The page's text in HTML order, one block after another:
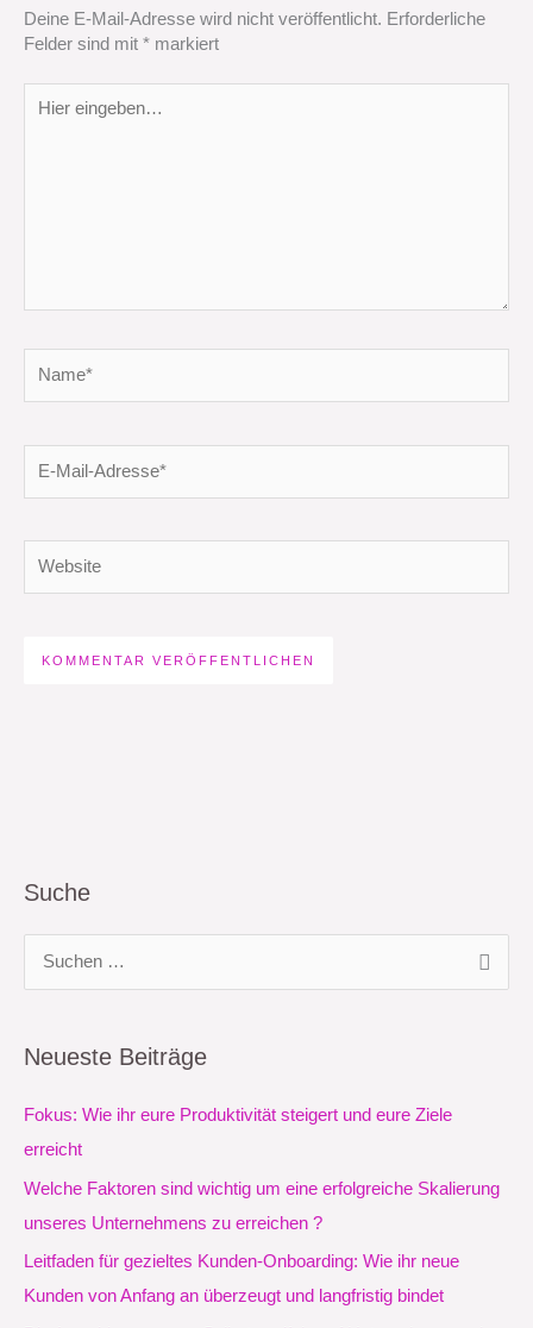
Deine E-Mail-Adresse wird nicht veröffentlicht. Erforderliche
Felder sind mit * markiert
eingeben…
Mail-
Suche
h
e
Neueste Beiträge
Fokus: Wie ihr eure Produktivität steigert und eure Ziele
erreicht
Welche Faktoren sind wichtig um eine erfolgreiche Skalierung
unseres Unternehmens zu erreichen ?
Leitfaden für gezieltes Kunden-Onboarding: Wie ihr neue
Kunden von Anfang an überzeugt und langfristig bindet